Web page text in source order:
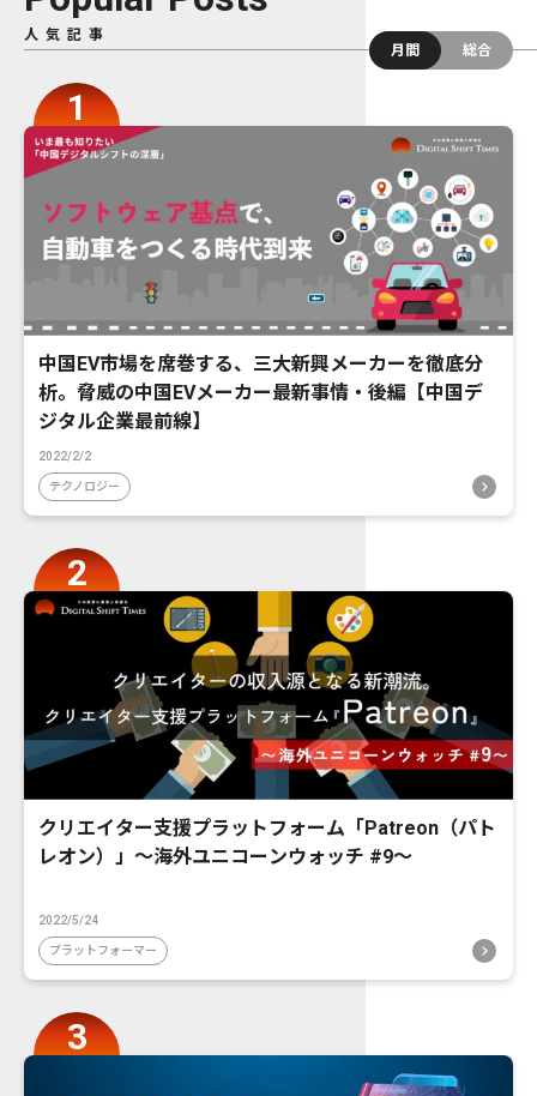
人気記事
月間
総合
中国EV市場を席巻する、三大新興メーカーを徹底分
析。脅威の中国EVメーカー最新事情・後編【中国デ
ジタル企業最前線】
2022/2/2
テクノロジー
クリエイター支援プラットフォーム「Patreon（パト
レオン）」〜海外ユニコーンウォッチ #9〜
2022/5/24
プラットフォーマー